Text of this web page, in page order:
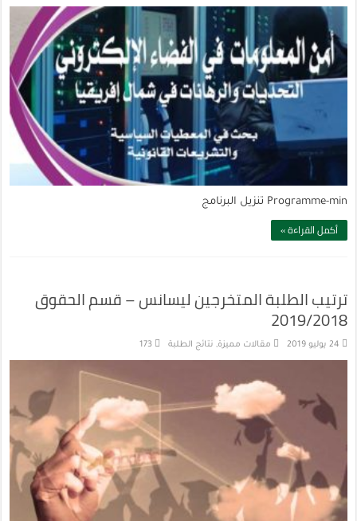
Programme-min تنزيل البرنامج
أكمل القراءة »
ترتيب الطلبة المتخرجين ليسانس – قسم الحقوق
2019/2018
24 يوليو 2019 مقالات مميزة, نتائج الطلبة 173